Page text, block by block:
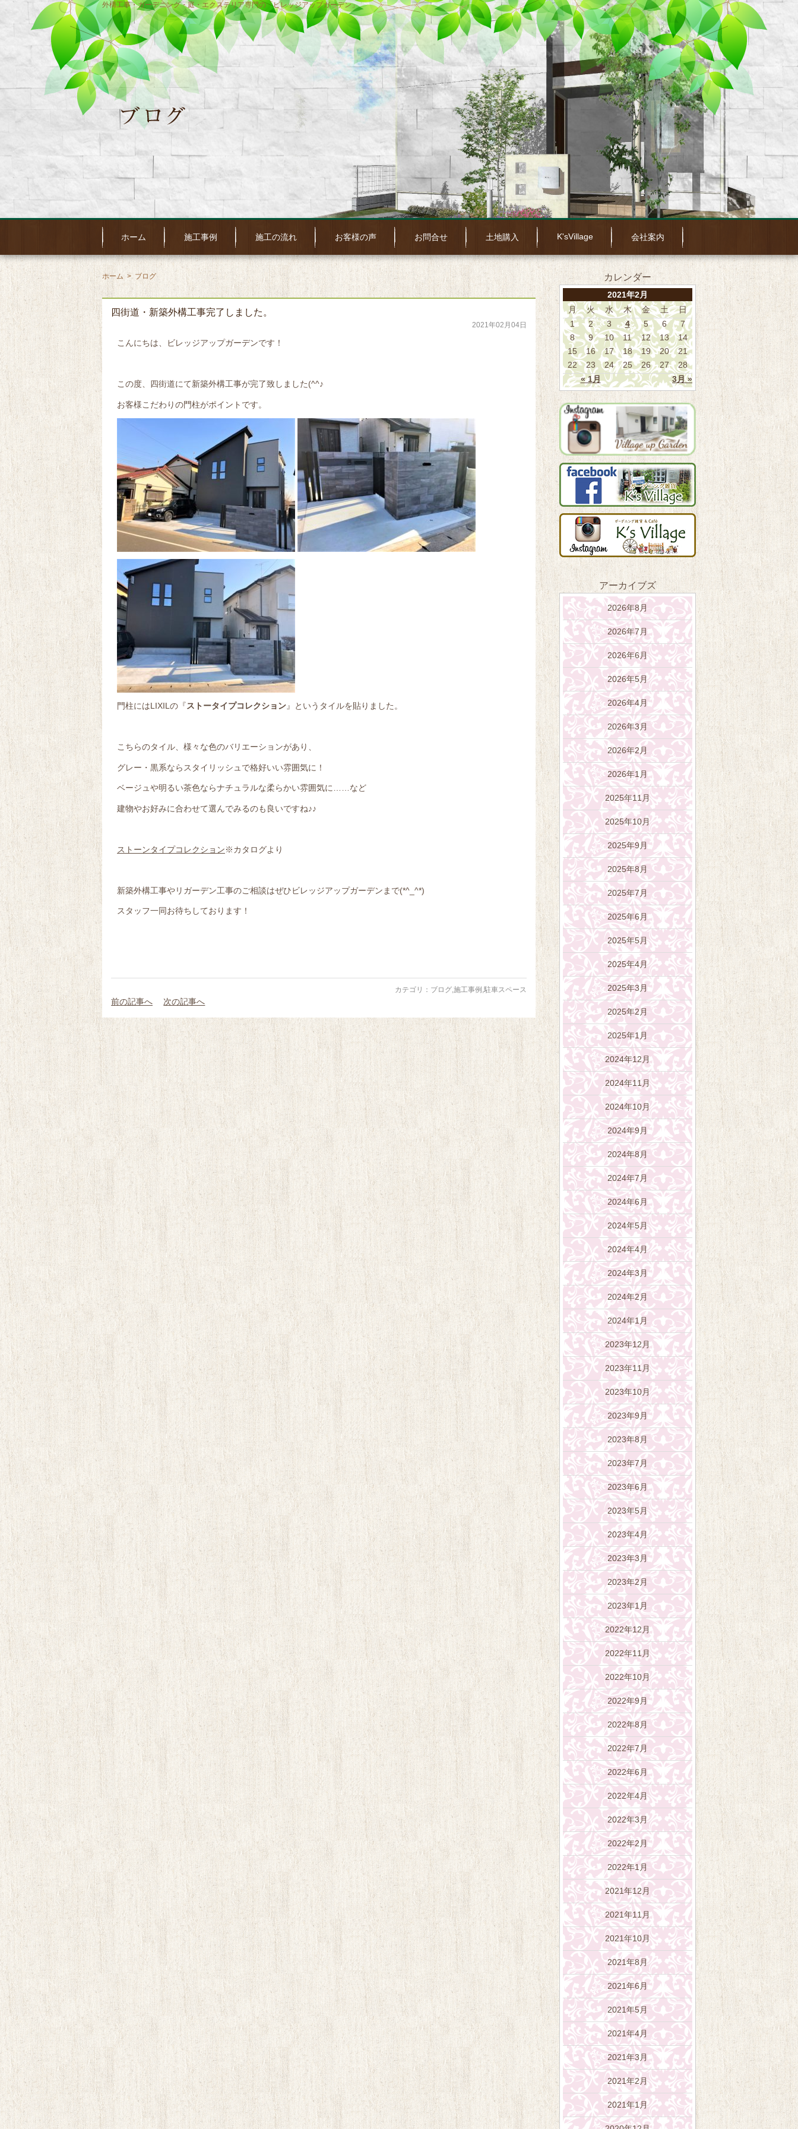
外構工事・ガーデニング・庭・エクステリア専門の「ビレッジアップガーデン」
ホーム 施工事例 施工の流れ お客様の声 お問合せ 土地購入 K'sVillage 会社案内
ホーム > ブログ
四街道・新築外構工事完了しました。
2021年02月04日
こんにちは、ビレッジアップガーデンです！
この度、四街道にて新築外構工事が完了致しました(^^♪
お客様こだわりの門柱がポイントです。
門柱にはLIXILの『ストータイプコレクション』というタイルを貼りました。
こちらのタイル、様々な色のバリエーションがあり、
グレー・黒系ならスタイリッシュで格好いい雰囲気に！
ベージュや明るい茶色ならナチュラルな柔らかい雰囲気に……など
建物やお好みに合わせて選んでみるのも良いですね♪♪
ストーンタイプコレクション※カタログより
新築外構工事やリガーデン工事のご相談はぜひビレッジアップガーデンまで(*^_^*)
スタッフ一同お待ちしております！
カテゴリ： ブログ 施工事例 駐車スペース
前の記事へ 次の記事へ
カレンダー
2021年2月
月
火 水 木 金 土 日
« 1月 3月 »
1 2 3 4 5 6
7
8
9 10 11 12 13
14
15
16 17 18 19 20
21
22
23 24 25 26 27 28
アーカイブズ
2026年8月
2026年7月
2026年6月
2026年5月
2026年4月
2026年3月
2026年2月
2026年1月
2025年11月
2025年10月
2025年9月
2025年8月
2025年7月
2025年6月
2025年5月
2025年4月
2025年3月
2025年2月
2025年1月
2024年12月
2024年11月
2024年10月
2024年9月
2024年8月
2024年7月
2024年6月
2024年5月
2024年4月
2024年3月
2024年2月
2024年1月
2023年12月
2023年11月
2023年10月
2023年9月
2023年8月
2023年7月
2023年6月
2023年5月
2023年4月
2023年3月
2023年2月
2023年1月
2022年12月
2022年11月
2022年10月
2022年9月
2022年8月
2022年7月
2022年6月
2022年4月
2022年3月
2022年2月
2022年1月
2021年12月
2021年11月
2021年10月
2021年8月
2021年6月
2021年5月
2021年4月
2021年3月
2021年2月
2021年1月